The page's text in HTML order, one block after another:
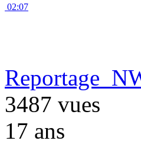
02:07
3487 vues
17 ans